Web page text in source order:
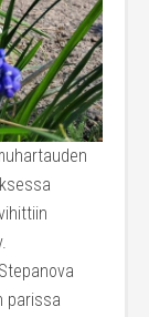
parissa